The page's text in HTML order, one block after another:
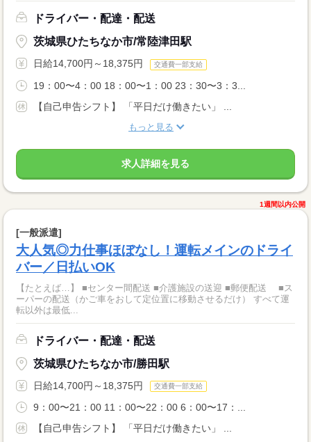
ドライバー・配達・配送
茨城県ひたちなか市/常陸津田駅
日給14,700円～18,375円 交通費一部支給
19：00〜4：00 18：00〜1：00 23：30〜3：3...
【自己申告シフト】 「平日だけ働きたい」 ...
もっと見る
求人詳細を見る
1週間以内公開
[一般派遣]
大人気◎力仕事ほぼなし！運転メインのドライ
バー／日払いOK
【たとえば…】 ■センター間配送 ■介護施設の送迎 ■郵便配送 ■ス
ーパーの配送（かご車をおして定位置に移動させるだけ） すべて運
転以外は最低...
ドライバー・配達・配送
茨城県ひたちなか市/勝田駅
日給14,700円～18,375円 交通費一部支給
9：00〜21：00 11：00〜22：00 6：00〜17：...
【自己申告シフト】 「平日だけ働きたい」 ...